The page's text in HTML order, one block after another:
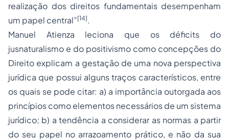
realização dos direitos fundamentais desempenham
um papel central”[14].
Manuel Atienza leciona que os déficits do
jusnaturalismo e do positivismo como concepções do
Direito explicam a gestação de uma nova perspectiva
jurídica que possui alguns traços característicos, entre
os quais se pode citar: a) a importância outorgada aos
princípios como elementos necessários de um sistema
jurídico; b) a tendência a considerar as normas a partir
do seu papel no arrazoamento prático, e não da sua